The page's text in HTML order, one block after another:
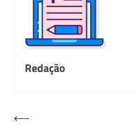
Redação
Navegação
⟵